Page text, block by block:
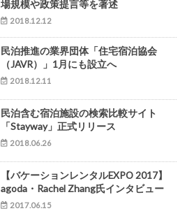
場規模や政策提言等を著述
2018.12.12
民泊推進の業界団体「住宅宿泊協会
（JAVR）」1月にも設立へ
2018.12.11
民泊含む宿泊施設の検索比較サイト
「Stayway」正式リリース
2018.06.26
【バケーションレンタルEXPO 2017】
agoda・Rachel Zhang氏インタビュー
2017.06.15